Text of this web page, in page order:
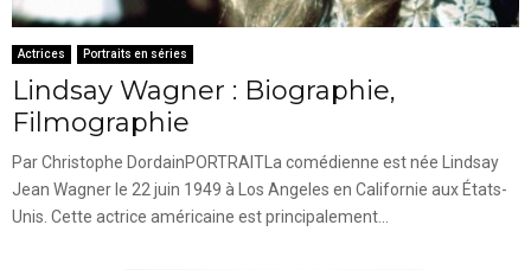
Actrices Portraits en séries
Lindsay Wagner : Biographie,
Filmographie
Par Christophe DordainPORTRAITLa comédienne est née Lindsay
Jean Wagner le 22 juin 1949 à Los Angeles en Californie aux États-
Unis. Cette actrice américaine est principalement...